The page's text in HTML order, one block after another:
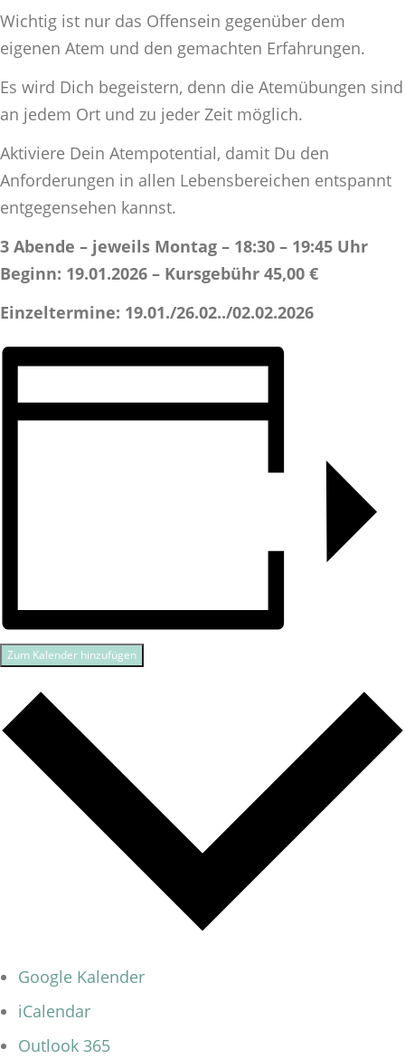
Wichtig ist nur das Offensein gegenüber dem
eigenen Atem und den gemachten Erfahrungen.
Es wird Dich begeistern, denn die Atemübungen sind
an jedem Ort und zu jeder Zeit möglich.
Aktiviere Dein Atempotential, damit Du den
Anforderungen in allen Lebensbereichen entspannt
entgegensehen kannst.
3 Abende – jeweils Montag – 18:30 – 19:45 Uhr
Beginn: 19.01.2026 – Kursgebühr 45,00 €
Einzeltermine: 19.01./26.02../02.02.2026
Zum Kalender hinzufügen
Google Kalender
iCalendar
Outlook 365